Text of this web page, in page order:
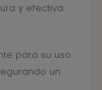
y efectiva.
para su uso
un